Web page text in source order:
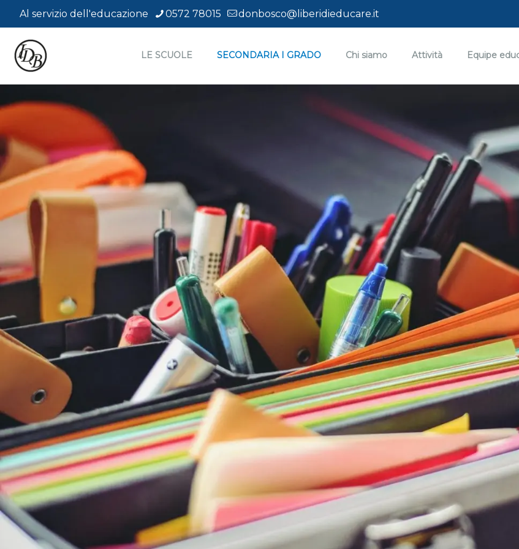
Introduzione al pensiero
Al servizio dell'educazione 0572 78015 donbosco@liberidieducare.it
LE SCUOLE SECONDARIA I GRADO Chi siamo Attività Equipe